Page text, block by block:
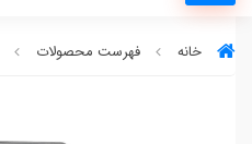
خانه فهرست محصولات